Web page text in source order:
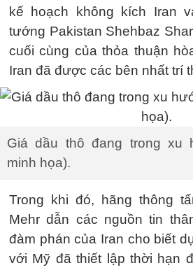
kế hoạch không kích Iran
tướng Pakistan Shehbaz
cuối cùng của thỏa thuận
Iran đã được các bên nhất trí
Giá dầu thô đang trong xu
minh họa).
Trong khi đó, hãng thông
Mehr dẫn các nguồn tin
đàm phán của Iran cho biết
với Mỹ đã thiết lập thời hạn